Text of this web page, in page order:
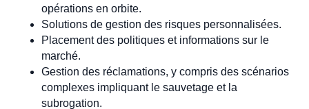
opérations en orbite.
Solutions de gestion des risques personnalisées.
Placement des politiques et informations sur le
marché.
Gestion des réclamations, y compris des scénarios
complexes impliquant le sauvetage et la
subrogation.